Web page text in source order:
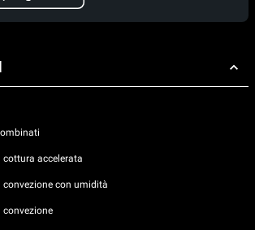
accelerata
con umidità
convezione